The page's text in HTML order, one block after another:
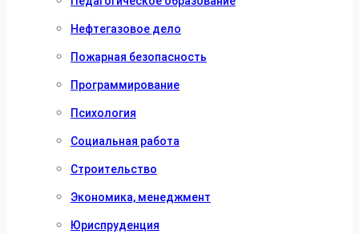
Нефтегазовое дело
Пожарная безопасность
Программирование
Психология
Социальная работа
Строительство
Экономика, менеджмент
Юриспруденция